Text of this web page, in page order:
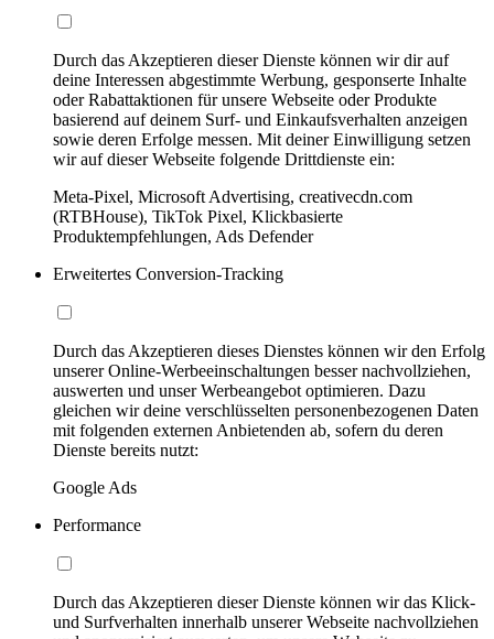
Durch das Akzeptieren dieser Dienste können wir dir auf
deine Interessen abgestimmte Werbung, gesponserte Inhalte
oder Rabattaktionen für unsere Webseite oder Produkte
basierend auf deinem Surf- und Einkaufsverhalten anzeigen
sowie deren Erfolge messen. Mit deiner Einwilligung setzen
wir auf dieser Webseite folgende Drittdienste ein:
Meta-Pixel, Microsoft Advertising, creativecdn.com
(RTBHouse), TikTok Pixel, Klickbasierte
Produktempfehlungen, Ads Defender
Erweitertes Conversion-Tracking
Durch das Akzeptieren dieses Dienstes können wir den Erfolg
unserer Online-Werbeeinschaltungen besser nachvollziehen,
auswerten und unser Werbeangebot optimieren. Dazu
gleichen wir deine verschlüsselten personenbezogenen Daten
mit folgenden externen Anbietenden ab, sofern du deren
Dienste bereits nutzt:
Google Ads
Performance
Durch das Akzeptieren dieser Dienste können wir das Klick-
und Surfverhalten innerhalb unserer Webseite nachvollziehen